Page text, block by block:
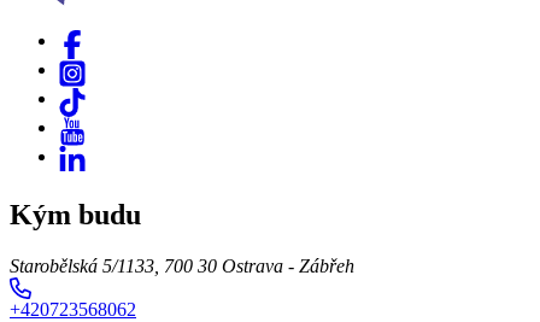
Kým budu
Starobělská 5/1133, 700 30 Ostrava - Zábřeh
+420723568062